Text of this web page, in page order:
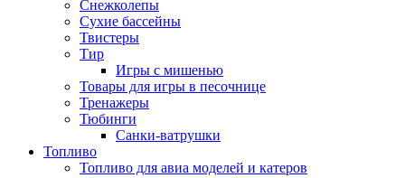
Снежколепы
Сухие бассейны
Твистеры
Тир
Игры с мишенью
Товары для игры в песочнице
Тренажеры
Тюбинги
Санки-ватрушки
Топливо
Топливо для авиа моделей и катеров